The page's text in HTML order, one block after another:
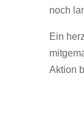
noch
Ein
Aktion